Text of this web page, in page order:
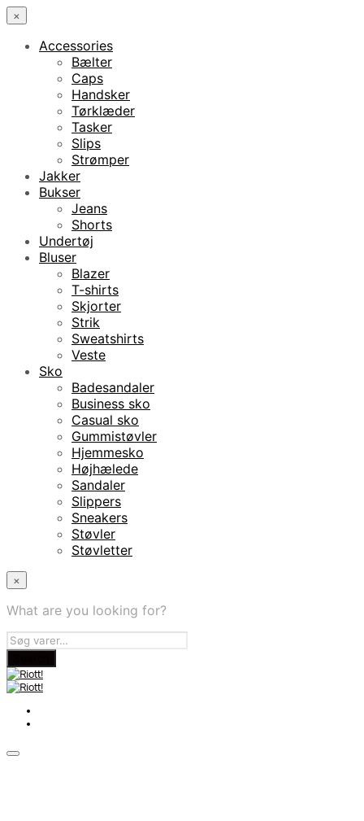
×
Accessories
Bælter
Caps
Handsker
Tørklæder
Tasker
Slips
Strømper
Jakker
Bukser
Jeans
Shorts
Undertøj
Bluser
Blazer
T-shirts
Skjorter
Strik
Sweatshirts
Veste
Sko
Badesandaler
Business sko
Casual sko
Gummistøvler
Hjemmesko
Højhælede
Sandaler
Slippers
Sneakers
Støvler
Støvletter
×
What are you looking for?